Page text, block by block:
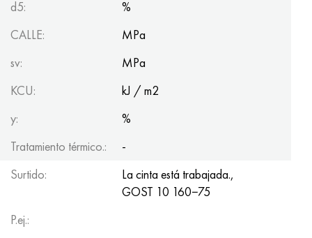
d5:
%
CALLE:
MPa
sv:
MPa
KCU:
kJ / m2
y:
%
Tratamiento térmico.:
-
Surtido:
La cinta está trabajada.,
GOST 10 160−75
P.ej.:
Hastelloy C-276
Hastelloy C2000
Hastelloy x
udimet 500
udimet 720
40XFA, 1.7223, AISI 4142
45X, 45h, 1.7035
A40G, 44smn28, 1.0762, 46s20